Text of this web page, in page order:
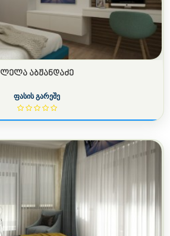
ᲚᲔᲚᲐ ᲐᲑᲟᲐᲜᲓᲐᲫᲔ
ფასის გარეშე